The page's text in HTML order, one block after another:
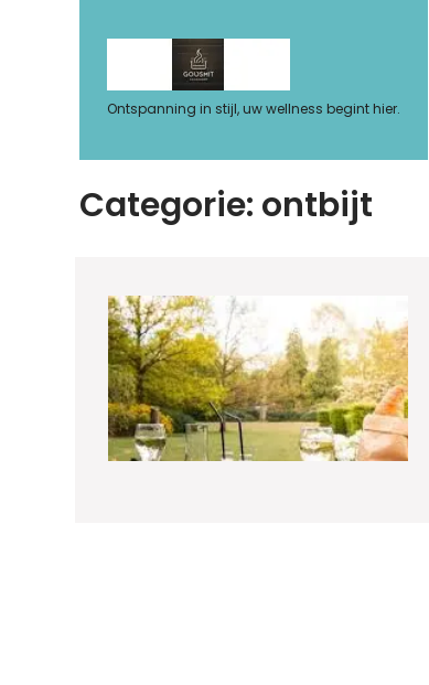
Ontspanning in stijl, uw wellness begint hier.
Categorie: ontbijt